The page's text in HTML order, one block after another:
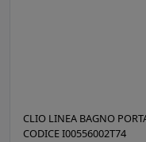
CLIO LINEA BAGNO
CODICE I00556002T74